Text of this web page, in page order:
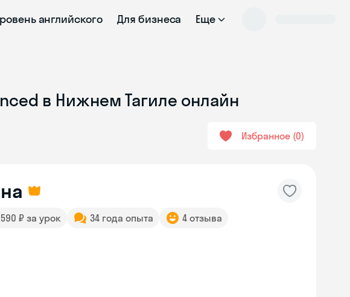
английского Для бизнеса Еще
в Нижнем Тагиле онлайн
Избранное 0
₽ за урок 34 года опыта 4 отзыва